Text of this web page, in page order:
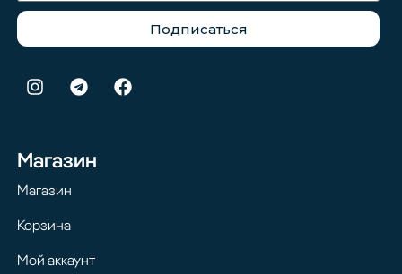
Подписаться
Магазин
Магазин
Корзина
Мой аккаунт